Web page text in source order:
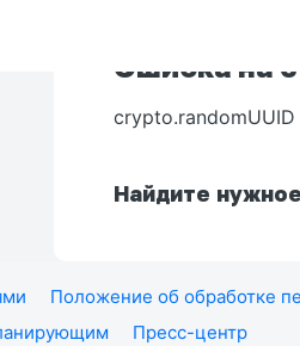
Ошибка на
Найдите
Положение об обработке
Пресс-центр